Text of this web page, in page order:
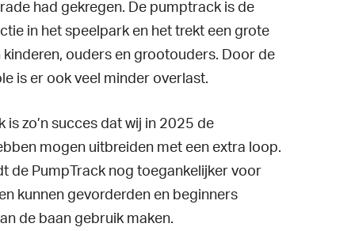
had gekregen. De pumptrack is de
in het speelpark en het trekt een grote
ouders en grootouders. Door de
is er ook veel minder overlast.
is zo’n succes dat wij in 2025 de
mogen uitbreiden met een extra loop.
de PumpTrack nog toegankelijker voor
kunnen gevorderden en beginners
de baan gebruik maken.